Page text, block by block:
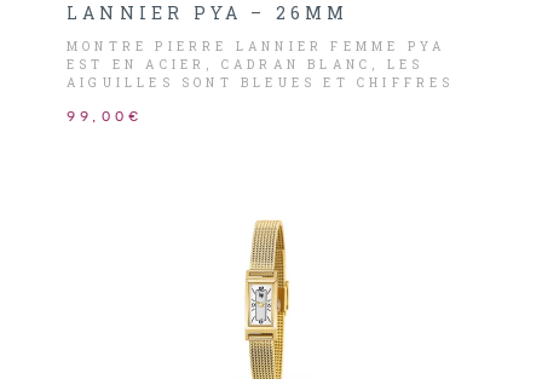
LANNIER PYA – 26MM
MONTRE PIERRE LANNIER FEMME PYA
EST EN ACIER, CADRAN BLANC, LES
AIGUILLES SONT BLEUES ET CHIFFRES
99,00€